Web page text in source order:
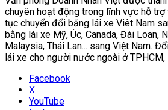
chuyên hoạt động trong lĩnh vực hỗ
tục chuyển đổi bằng lái xe Viêt Nam
bằng lái xe Mỹ, Úc, Canada, Đài Loan,
Malaysia, Thái Lan... sang Việt Nam.
lái xe cho người nước ngoài ở TPHCM,
Facebook
X
YouTube